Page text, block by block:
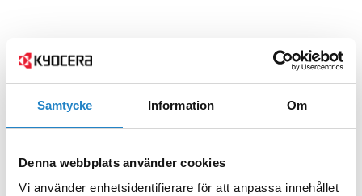
Samtycke Information Om
Denna webbplats använder cookies
Vi använder enhetsidentifierare för att anpassa innehållet